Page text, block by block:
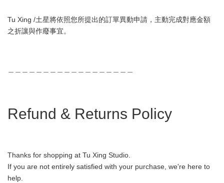
Tu Xing /土星將依照您所提出的訂單異動申請，主動完成對應金額
之折讓與作廢事宜。
Refund & Returns Policy
Thanks for shopping at Tu Xing Studio.
If you are not entirely satisfied with your purchase, we're here to
help.